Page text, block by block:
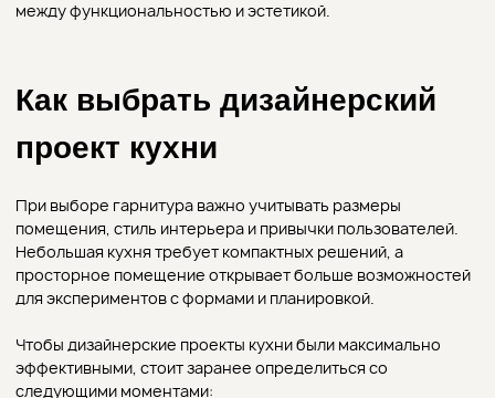
Благодаря применению современного оборудования и
большому опыту мастеров мы предлагаем интересные по
дизайну решения, которые соответствуют высоким
стандартам качества и эстетичности. Каждый проект
кухни разрабатывается индивидуально с учетом
Дизайнерские проекты кухни помогут воплотить даже
самые смелые идеи. Выбирая нашу компанию, можете
быть уверенными, что результат превзойдет ожидания.